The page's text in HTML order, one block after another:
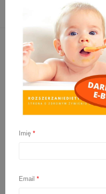
niemowlaka?
Imię*
Email*